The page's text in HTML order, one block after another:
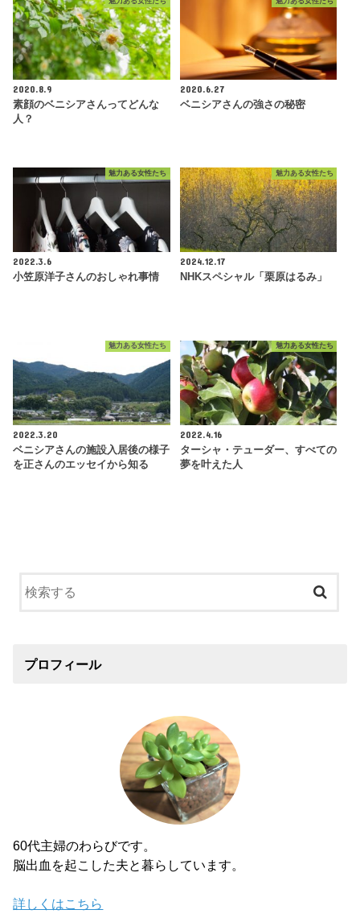
2020.8.9
素顔のベニシアさんってどんな
人？
2020.6.27
ベニシアさんの強さの秘密
魅力ある女性たち
2022.3.6
小笠原洋子さんのおしゃれ事情
魅力ある女性たち
2024.12.17
NHKスペシャル「栗原はるみ」
魅力ある女性たち
2022.3.20
ベニシアさんの施設入居後の様子
を正さんのエッセイから知る
魅力ある女性たち
2022.4.16
ターシャ・テューダー、すべての
夢を叶えた人
プロフィール
60代主婦のわらびです。
脳出血を起こした夫と暮らしています。
詳しくはこちら